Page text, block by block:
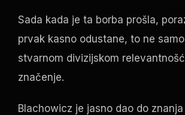
Sada kada je ta borba prošla,
prvak kasno odustane, to ne
stvarnom divizijskom
značenje.
Blachowicz je jasno dao do